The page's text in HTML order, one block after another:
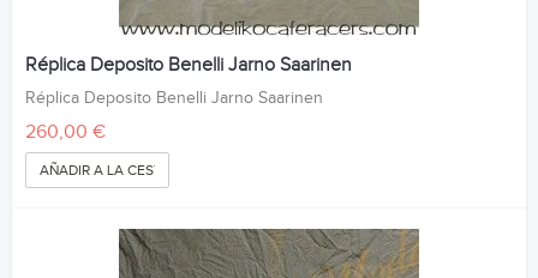
Réplica Deposito Benelli Jarno Saarinen
Réplica Deposito Benelli Jarno Saarinen
260,00 €
AÑADIR A LA CESTA